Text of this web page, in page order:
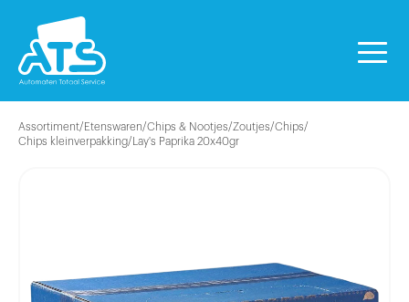
Assortiment/Etenswaren/Chips & Nootjes/Zoutjes/Chips/
Chips kleinverpakking/ Lay's Paprika 20x40gr